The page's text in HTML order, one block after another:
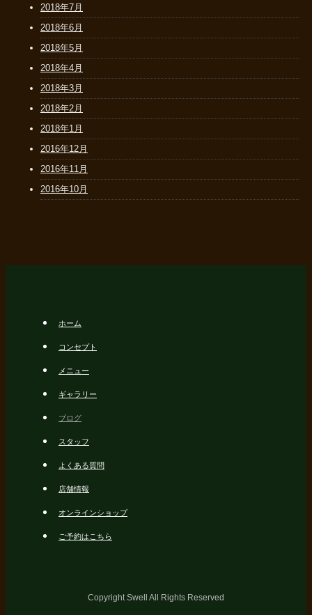
2018年7月
2018年6月
2018年5月
2018年4月
2018年3月
2018年2月
2018年1月
2016年12月
2016年11月
2016年10月
ホーム
コンセプト
メニュー
ギャラリー
ブログ
スタッフ
よくある質問
店舗情報
オンラインショップ
ご予約はこちら
Copyright Swell All Rights Reserved